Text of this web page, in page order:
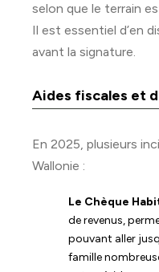
selon que le terrain
Il est essentiel d’en
avant la signature.
Aides fiscales et
En 2025, plusieurs
Wallonie :
Le Chèque
de revenus,
pouvant aller
famille